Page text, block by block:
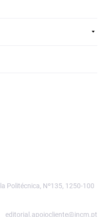
Politécnica, Nº135, 1250-100
editorial.apoiocliente@incm.pt